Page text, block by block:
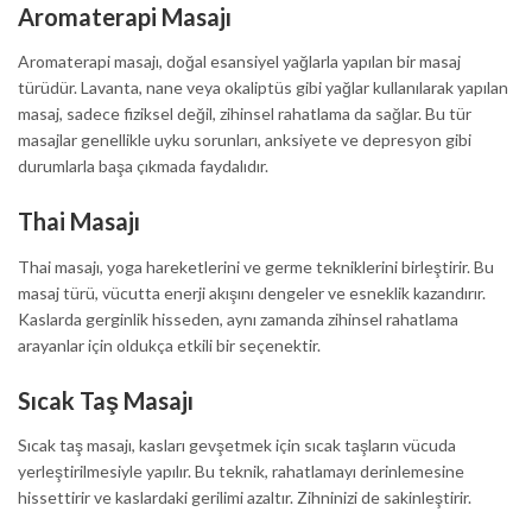
Aromaterapi Masajı
Aromaterapi masajı, doğal esansiyel yağlarla yapılan bir masaj
türüdür. Lavanta, nane veya okaliptüs gibi yağlar kullanılarak yapılan
masaj, sadece fiziksel değil, zihinsel rahatlama da sağlar. Bu tür
masajlar genellikle uyku sorunları, anksiyete ve depresyon gibi
durumlarla başa çıkmada faydalıdır.
Thai Masajı
Thai masajı, yoga hareketlerini ve germe tekniklerini birleştirir. Bu
masaj türü, vücutta enerji akışını dengeler ve esneklik kazandırır.
Kaslarda gerginlik hisseden, aynı zamanda zihinsel rahatlama
arayanlar için oldukça etkili bir seçenektir.
Sıcak Taş Masajı
Sıcak taş masajı, kasları gevşetmek için sıcak taşların vücuda
yerleştirilmesiyle yapılır. Bu teknik, rahatlamayı derinlemesine
hissettirir ve kaslardaki gerilimi azaltır. Zihninizi de sakinleştirir.